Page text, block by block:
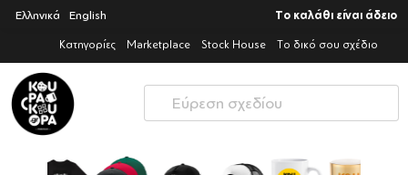
Ελληνικά English Το καλάθι είναι άδειο
Κατηγορίες Marketplace Stock House Το δικό σου σχέδιο